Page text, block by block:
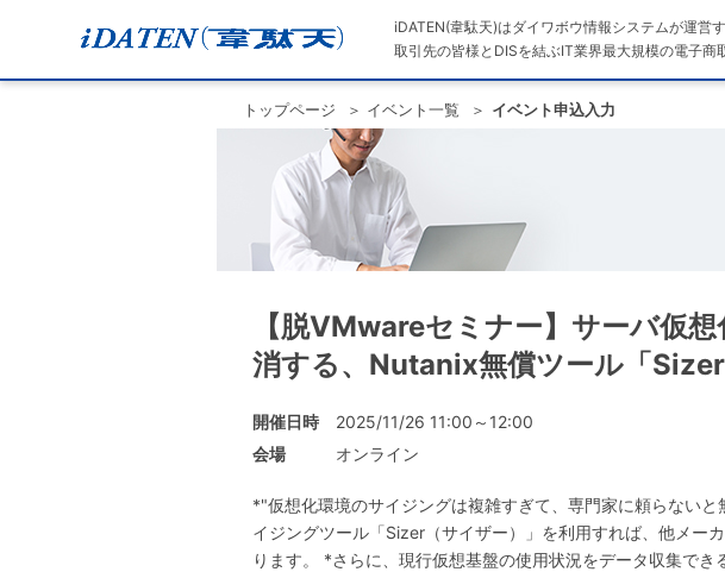
iDATEN(韋駄天)はダイワボウ情報システムが運営す
取引先の皆様とDISを結ぶIT業界最大規模の電子商
トップページ イベント一覧 イベント申込入力
【脱VMwareセミナー】サーバ仮
消する、Nutanix無償ツール「Sizer
開催日時
2025/11/26 11:00～12:00
会場
オンライン
*"仮想化環境のサイジングは複雑すぎて、専門家に頼らない
イジングツール「Sizer（サイザー）」を利用すれば、他メー
ります。 *さらに、現行仮想基盤の使用状況をデータ収集で